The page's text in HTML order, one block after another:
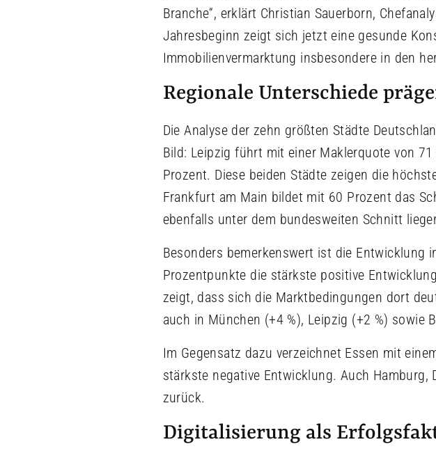
Branche“, erklärt Christian Sauerborn,
Jahresbeginn zeigt sich jetzt eine gesunde
Immobilienvermarktung insbesondere in den
Regionale Unterschiede
Die Analyse der zehn größten Städte
Bild: Leipzig führt mit einer Maklerquote von
Prozent. Diese beiden Städte zeigen die
Frankfurt am Main bildet mit 60 Prozent das
ebenfalls unter dem bundesweiten Schnitt
Besonders bemerkenswert ist die Entwicklung
Prozentpunkte die stärkste positive
zeigt, dass sich die Marktbedingungen dort
auch in München (+4 %), Leipzig (+2 %) sowie
Im Gegensatz dazu verzeichnet Essen mit
stärkste negative Entwicklung. Auch
zurück.
Digitalisierung als